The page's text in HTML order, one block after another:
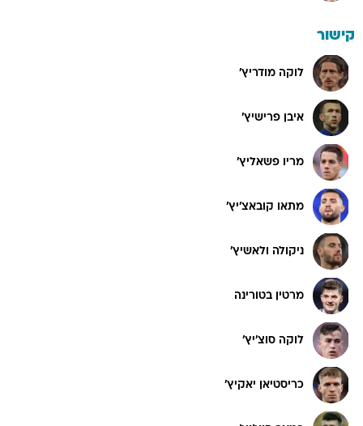
קישור
לוקה מודריץ'
איבן פרישיץ'
מריו פשאליץ'
מתאו קובאצ'יץ'
ניקולה ולאשיץ'
מרטין בטורינה
לוקה סוצ'יץ'
כריסטיאן יאקיץ'